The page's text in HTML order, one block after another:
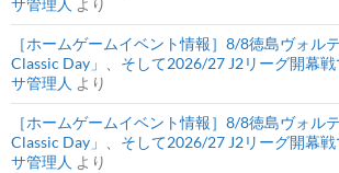
サ管理人 より
［ホームゲームイベント情報］8/8徳島ヴォル
Classic Day」、そして2026/27 J2リーグ開幕戦
サ管理人 より
［ホームゲームイベント情報］8/8徳島ヴォル
Classic Day」、そして2026/27 J2リーグ開幕戦
サ管理人 より